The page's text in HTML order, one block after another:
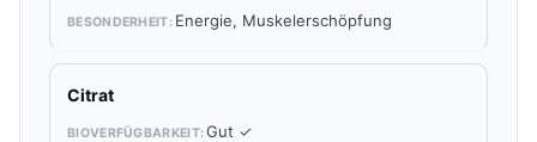
Energie, Muskelerschöpfung
Citrat
Gut ✓